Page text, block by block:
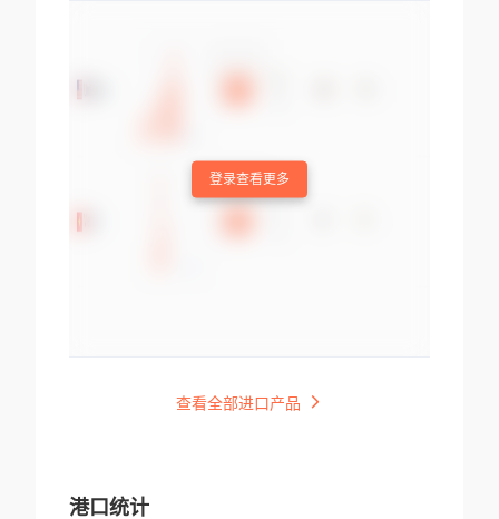
登录查看更多
查看全部进口产品
港口统计